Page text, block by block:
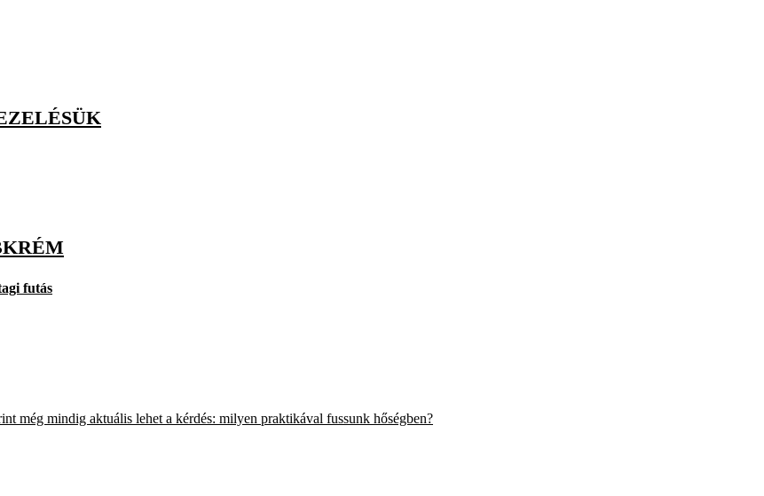
futás
még mindig aktuális lehet a kérdés: milyen praktikával fussunk hőségben?